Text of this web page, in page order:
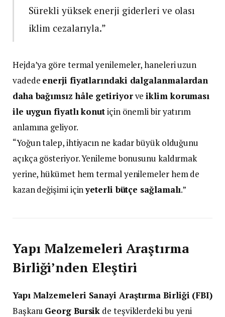
Sürekli yüksek enerji giderleri ve olası
iklim cezalarıyla.”
Hejda’ya göre termal yenilemeler, haneleri uzun
vadede enerji fiyatlarındaki dalgalanmalardan
daha bağımsız hâle getiriyorveiklim koruması
ile uygun fiyatlı konutiçin önemli bir yatırım
anlamına geliyor.
“Yoğun talep, ihtiyacın ne kadar büyük olduğunu
açıkça gösteriyor. Yenileme bonusunu kaldırmak
yerine, hükümet hem termal yenilemeler hem de
kazan değişimi içinyeterli bütçe sağlamalı.”
Yapı Malzemeleri Araştırma
Birliği’nden Eleştiri
Yapı Malzemeleri Sanayi Araştırma Birliği (FBI)
Başkanı Georg Bursik de teşviklerdeki bu yeni